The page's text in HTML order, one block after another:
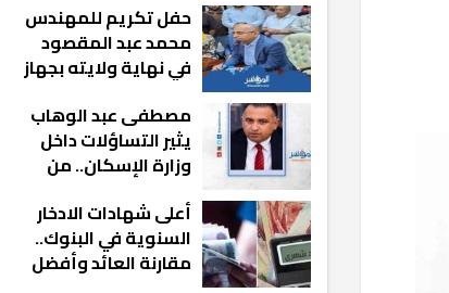
مشيت والمدينة
رجعت للخلف»
حفل تكريم للمهندس
محمد عبد المقصود
في نهاية ولايته بجهاز
مصطفى عبد الوهاب
يثير التساؤلات داخل
وزارة الإسكان.. من
المناصب؟
أعلى شهادات الادخار
السنوية في البنوك..
مقارنة العائد وأفضل